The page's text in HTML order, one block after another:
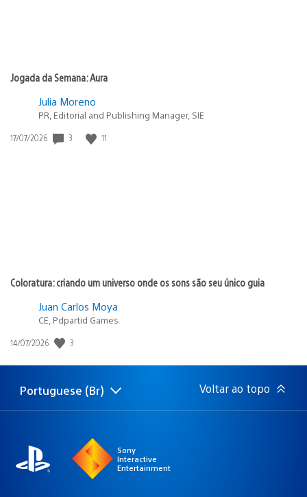
Jogada da Semana: Aura
Julia Moreno
PR, Editorial and Publishing Manager, SIE
Data
17/07/2026 3 11
Coloratura: criando um universo onde os sons são seu único guia
Juan Carlos Moya
CE, Pdpartid Games
Data
publicação:
14/07/2026 3
Selecione
uma
Região
atual:
Portuguese (Br) Voltar ao topo
Sony
Interactive
Entertainment